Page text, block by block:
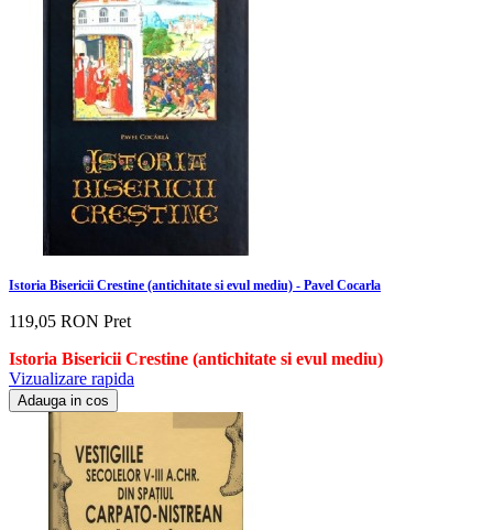
Istoria Bisericii Crestine (antichitate si evul mediu) - Pavel Cocarla
119,05 RON Pret
Istoria Bisericii Crestine (antichitate si evul mediu)
Vizualizare rapida
Adauga in cos